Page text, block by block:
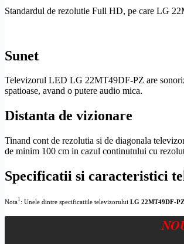
Standardul de rezolutie Full HD, pe care LG
Sunet
Televizorul LED LG 22MT49DF-PZ are
spatioase, avand o putere audio mica.
Distanta de vizionare
Tinand cont de rezolutia si de diagonala
de minim 100 cm in cazul continutului cu
Specificatii si caracteristici
Nota1 : Unele dintre specificatiile televizorului LG 22MT49DF-PZ